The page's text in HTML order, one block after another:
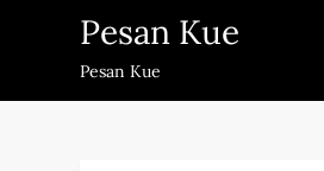
Pesan Kue
Pesan Kue